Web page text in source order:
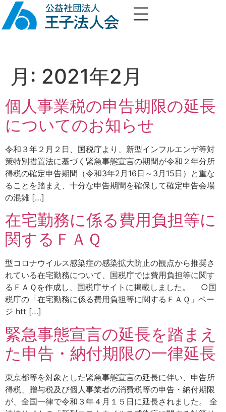
月: 2021年2月
個人事業税の申告期限の延長
についてのお知らせ
令和３年２月２日、国税庁より、新型インフルエンザ等対
策特別措置法に基づく緊急事態宣言の期間が令和２年分所
得税の確定申告期間（令和3年2月16日～3月15日）と重な
ることを踏まえ、十分な申告期間を確保して確定申告会場
の混雑 […]
在宅勤務に係る費用負担等に
関するＦＡＱ
型コロナウイルス感染症の感染拡大防止の観点から推奨さ
れている在宅勤務について、国税庁では費用負担等に関す
るＦＡＱを作成し、国税庁サイトに掲載しました。 ○国
税庁の「在宅勤務に係る費用負担等に関するＦＡＱ」ペー
ジ htt […]
緊急事態宣言の延長を踏まえ
た申告・納付期限の一律延長
東京都等を対象とした緊急事態宣言の延長に伴い、申告所
得税、贈与税及び個人事業者の消費税等の申告・納付期限
が、全国一律で令和３年４月１５日に延長されました。 全